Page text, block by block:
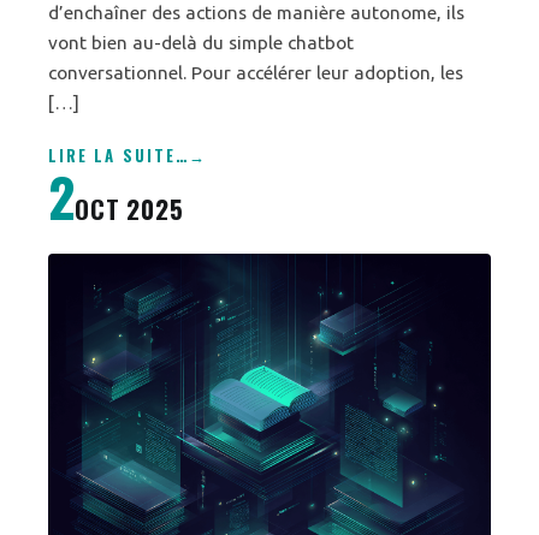
d’enchaîner des actions de manière autonome, ils
vont bien au-delà du simple chatbot
conversationnel. Pour accélérer leur adoption, les
[…]
LIRE LA SUITE…
2OCT 2025